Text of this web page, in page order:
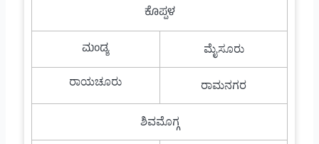
ಕೊಪ್ಪಳ
ಮಂಡ್ಯ
ಮೈಸೂರು
ರಾಯಚೂರು ರಾಮನಗರ
ಶಿವಮೊಗ್ಗ